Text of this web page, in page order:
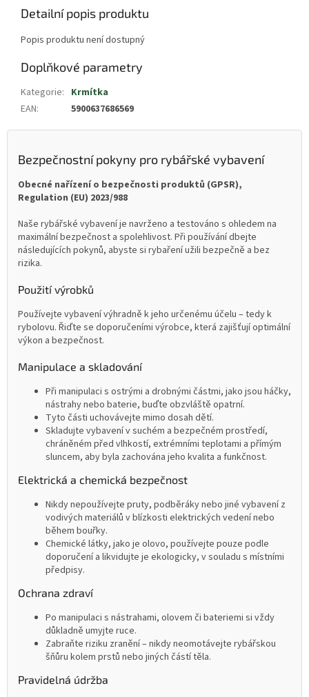
Detailní popis produktu
Popis produktu není dostupný
Doplňkové parametry
Kategorie: Krmítka
EAN: 5900637686569
Bezpečnostní pokyny pro rybářské vybavení
Obecné nařízení o bezpečnosti produktů (GPSR),
Regulation (EU) 2023/988
Naše rybářské vybavení je navrženo a testováno s ohledem na
maximální bezpečnost a spolehlivost. Při používání dbejte
následujících pokynů, abyste si rybaření užili bezpečně a bez
rizika.
Použití výrobků
Používejte vybavení výhradně k jeho určenému účelu – tedy k
rybolovu. Řiďte se doporučeními výrobce, která zajišťují optimální
výkon a bezpečnost.
Manipulace a skladování
Při manipulaci s ostrými a drobnými částmi, jako jsou háčky,
nástrahy nebo baterie, buďte obzvláště opatrní.
Tyto části uchovávejte mimo dosah dětí.
Skladujte vybavení v suchém a bezpečném prostředí,
chráněném před vlhkostí, extrémními teplotami a přímým
sluncem, aby byla zachována jeho kvalita a funkčnost.
Elektrická a chemická bezpečnost
Nikdy nepoužívejte pruty, podběráky nebo jiné vybavení z
vodivých materiálů v blízkosti elektrických vedení nebo
během bouřky.
Chemické látky, jako je olovo, používejte pouze podle
doporučení a likvidujte je ekologicky, v souladu s místními
předpisy.
Ochrana zdraví
Po manipulaci s nástrahami, olovem či bateriemi si vždy
důkladně umyjte ruce.
Zabraňte riziku zranění – nikdy neomotávejte rybářskou
šňůru kolem prstů nebo jiných částí těla.
Pravidelná údržba